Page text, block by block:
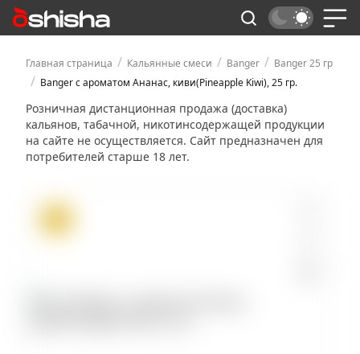
Главная страница / Кальянные смеси / Banger / Banger 25 гр
/ Banger с ароматом Ананас, киви(Pineapple Kiwi), 25 гр.
Розничная дистанционная продажа (доставка)
кальянов, табачной, никотинсодержащей продукции
на сайте не осуществляется. Сайт предназначен для
потребителей старше 18 лет.